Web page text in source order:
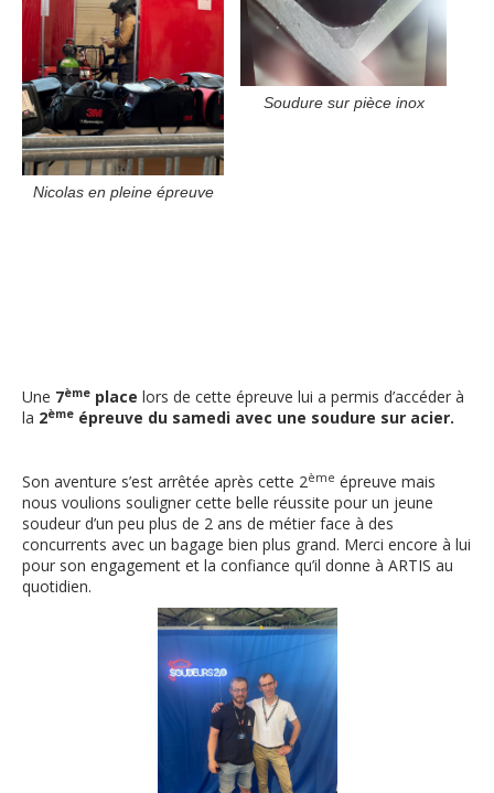
Nicolas en pleine épreuve
Soudure sur pièce inox
Une 7ème place lors de cette épreuve lui a permis d’accéder à
la 2ème épreuve du samedi avec une soudure sur acier.
Son aventure s’est arrêtée après cette 2ème épreuve mais
nous voulions souligner cette belle réussite pour un jeune
soudeur d’un peu plus de 2 ans de métier face à des
concurrents avec un bagage bien plus grand. Merci encore à lui
pour son engagement et la confiance qu’il donne à ARTIS au
quotidien.